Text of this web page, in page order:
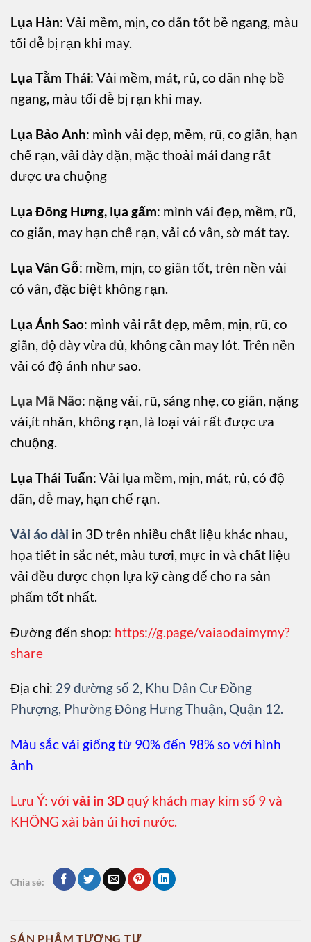
Lụa Hàn: Vải mềm, mịn, co dãn tốt bề ngang, màu
tối dễ bị rạn khi may.
Lụa Tằm Thái: Vải mềm, mát, rủ, co dãn nhẹ bề
ngang, màu tối dễ bị rạn khi may.
Lụa Bảo Anh: mình vải đẹp, mềm, rũ, co giãn, hạn
chế rạn, vải dày dặn, mặc thoải mái đang rất
được ưa chuộng
Lụa Đông Hưng, lụa gấm: mình vải đẹp, mềm, rũ,
co giãn, may hạn chế rạn, vải có vân, sờ mát tay.
Lụa Vân Gỗ: mềm, mịn, co giãn tốt, trên nền vải
có vân, đặc biệt không rạn.
Lụa Ánh Sao: mình vải rất đẹp, mềm, mịn, rũ, co
giãn, độ dày vừa đủ, không cần may lót. Trên nền
vải có độ ánh như sao.
Lụa Mã Não: nặng vải, rũ, sáng nhẹ, co giãn, nặng
vải,ít nhăn, không rạn, là loại vải rất được ưa
chuộng.
Lụa Thái Tuấn: Vải lụa mềm, mịn, mát, rủ, có độ
dãn, dễ may, hạn chế rạn.
Vải áo dài in 3D trên nhiều chất liệu khác nhau,
họa tiết in sắc nét, màu tươi, mực in và chất liệu
vải đều được chọn lựa kỹ càng để cho ra sản
phẩm tốt nhất.
Đường đến shop: https://g.page/vaiaodaimymy?
share
Địa chỉ: 29 đường số 2, Khu Dân Cư Đồng
Phượng, Phường Đông Hưng Thuận, Quận 12.
Màu sắc vải giống từ 90% đến 98% so với hình
ảnh
Lưu Ý: với vải in 3Dquý khách may kim số 9 và
KHÔNG xài bàn ủi hơi nước.
Chia sẻ:
SẢN PHẨM TƯƠNG TỰ